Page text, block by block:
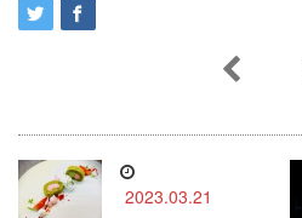
2023.03.21